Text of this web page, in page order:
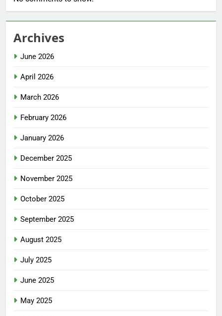
Archives
June 2026
April 2026
March 2026
February 2026
January 2026
December 2025
November 2025
October 2025
September 2025
August 2025
July 2025
June 2025
May 2025